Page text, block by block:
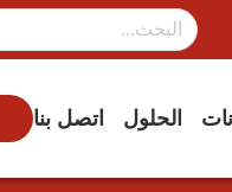
الحلول اتصل بنا